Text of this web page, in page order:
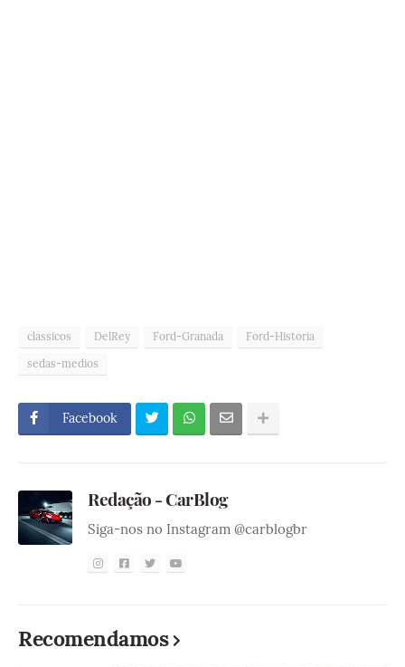
classicos DelRey Ford-Granada
Ford-Historia
sedas-medios
Facebook
Redação - CarBlog
Siga-nos no Instagram @carblogbr
Recomendamos